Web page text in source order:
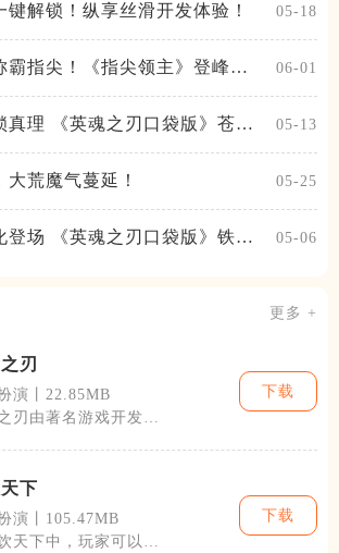
键解锁！纵享丝滑开发体验！ 05-18
霸指尖！《指尖领主》登峰测
06-01
真理 《英魂之刃口袋版》苍天
05-13
大荒魔气蔓延！ 05-25
登场 《英魂之刃口袋版》铁扇
05-06
更多 +
刃
演丨22.85MB
刃由著名游戏开发团
下载
下
演丨105.47MB
天下中，玩家可以体
下载